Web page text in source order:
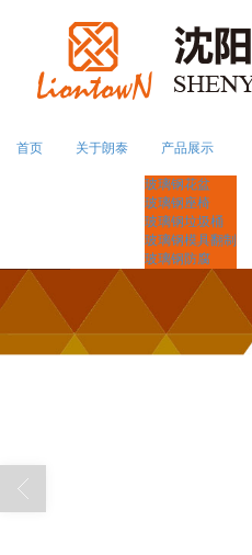
首页 关于朗泰 产品展示
玻璃钢花盆
玻璃钢座椅
玻璃钢垃圾桶
玻璃钢模具翻制
玻璃钢防腐